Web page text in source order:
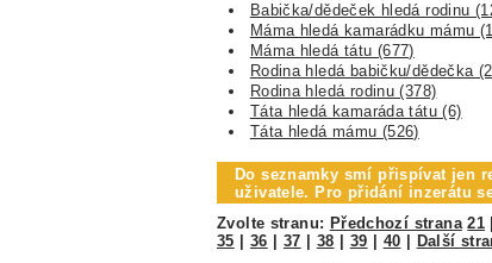
Babička/dědeček hledá rodinu
Máma hledá kamarádku mámu
Máma hledá tátu (677)
Rodina hledá babičku/dědečka
Rodina hledá rodinu (378)
Táta hledá kamaráda tátu (6)
Táta hledá mámu (526)
Do seznamky smí přispívat jen
uživatele. Pro přidání inzerátu
Zvolte stranu: Předchozí strana 21
35
36 37 38 39 40 Další